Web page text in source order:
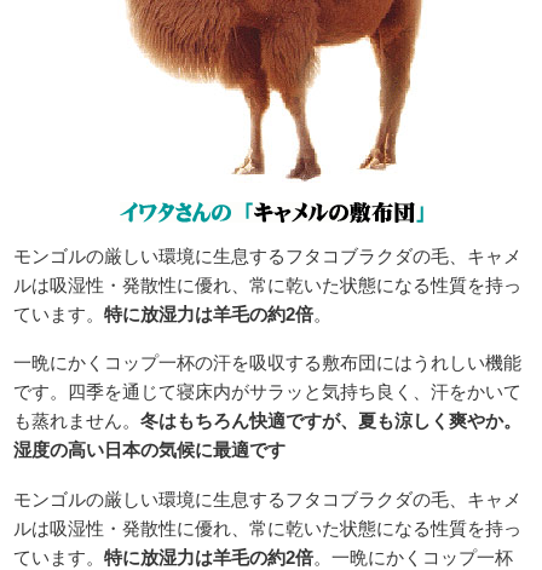
モンゴルの厳しい環境に生息するフタコブラクダの毛、キャメ
ルは吸湿性・発散性に優れ、常に乾いた状態になる性質を持っ
ています。特に放湿力は羊毛の約2倍。
一晩にかくコップ一杯の汗を吸収する敷布団にはうれしい機能
です。四季を通じて寝床内がサラッと気持ち良く、汗をかいて
も蒸れません。冬はもちろん快適ですが、夏も涼しく爽やか。
湿度の高い日本の気候に最適です
モンゴルの厳しい環境に生息するフタコブラクダの毛、キャメ
ルは吸湿性・発散性に優れ、常に乾いた状態になる性質を持っ
ています。特に放湿力は羊毛の約2倍。一晩にかくコップ一杯